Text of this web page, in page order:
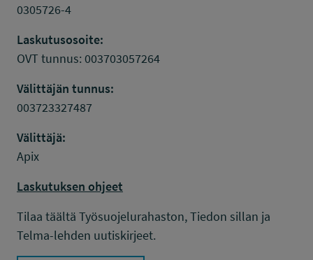
0305726-4
Laskutusosoite:
OVT tunnus: 003703057264
Välittäjän tunnus:
003723327487
Välittäjä:
Apix
Laskutuksen ohjeet
Tilaa täältä Työsuojelurahaston, Tiedon sillan ja
Telma-lehden uutiskirjeet.